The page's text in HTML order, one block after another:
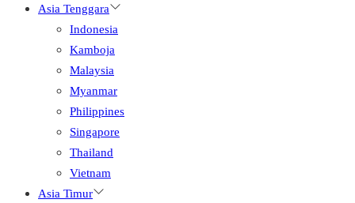
Asia Tenggara
Indonesia
Kamboja
Malaysia
Myanmar
Philippines
Singapore
Thailand
Vietnam
Asia Timur